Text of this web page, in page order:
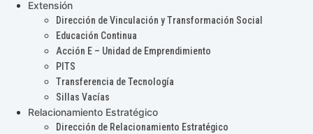
Extensión
Dirección de Vinculación y Transformación Social
Educación Continua
Acción E – Unidad de Emprendimiento
PITS
Transferencia de Tecnología
Sillas Vacías
Relacionamiento Estratégico
Dirección de Relacionamiento Estratégico